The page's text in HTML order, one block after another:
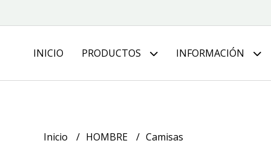
INICIO PRODUCTOS INFORMACIÓN
Inicio HOMBRE Camisas